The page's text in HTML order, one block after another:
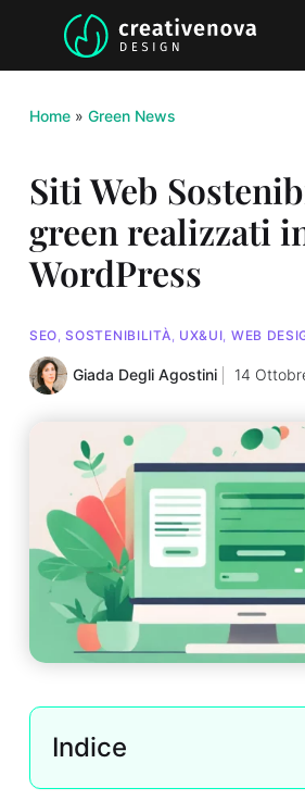
Home» Green News
Siti Web
green realizzati
WordPress
SEO ,SOSTENIBILITÀ UX&UI WEB
Giada Degli Agostini 14
Indice